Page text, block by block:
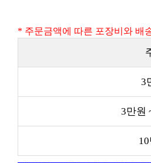
* 주문금액에 따른 포장비와 배
3
3만원